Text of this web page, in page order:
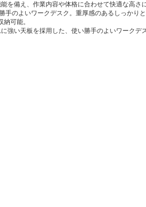
を備え、作業内容や体格に合わせて快適な高さ
強い天板を採用した、使い勝手のよいワークデ